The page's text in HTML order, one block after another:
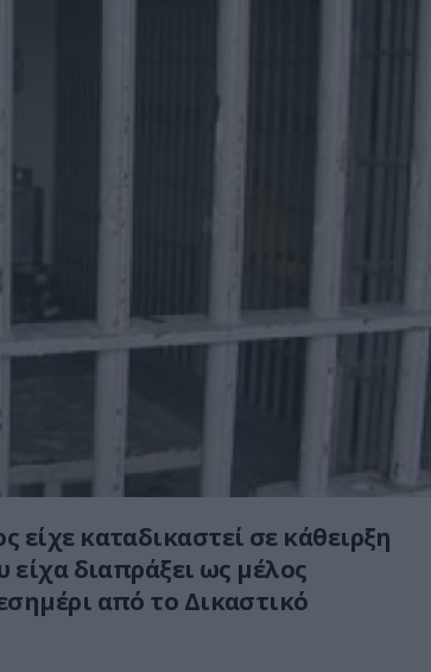
είχε καταδικαστεί σε κάθειρξη
είχα διαπράξει ως μέλος
από το Δικαστικό